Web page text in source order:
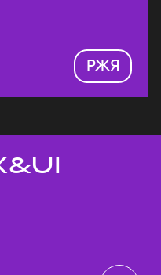
РЖЯ